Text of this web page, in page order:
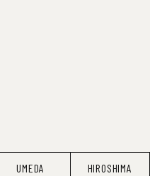
UMEDA HIROSHIMA